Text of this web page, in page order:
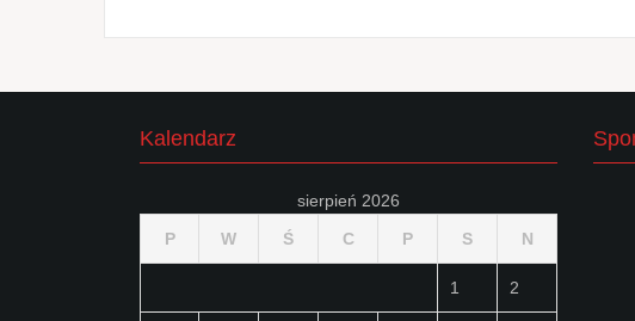
Kalendarz
sierpień 2026
P
W Ś C P S N
1 2